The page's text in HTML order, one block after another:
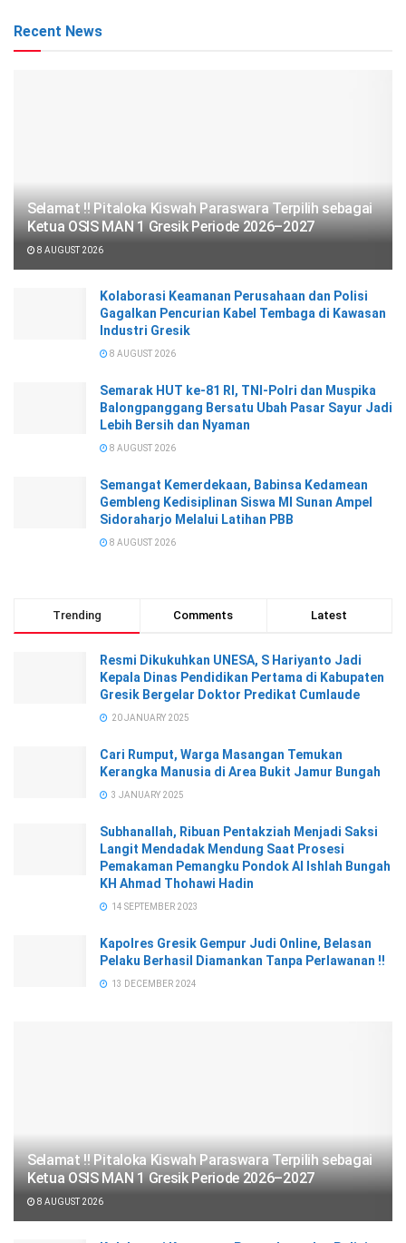
Recent News
Selamat !! Pitaloka Kiswah Paraswara Terpilih sebagai
Ketua OSIS MAN 1 Gresik Periode 2026–2027
8 AUGUST 2026
Kolaborasi Keamanan Perusahaan dan Polisi
Gagalkan Pencurian Kabel Tembaga di Kawasan
Industri Gresik
8 AUGUST 2026
Semarak HUT ke-81 RI, TNI-Polri dan Muspika
Balongpanggang Bersatu Ubah Pasar Sayur Jadi
Lebih Bersih dan Nyaman
8 AUGUST 2026
Semangat Kemerdekaan, Babinsa Kedamean
Gembleng Kedisiplinan Siswa MI Sunan Ampel
Sidoraharjo Melalui Latihan PBB
8 AUGUST 2026
Trending Comments Latest
Resmi Dikukuhkan UNESA, S Hariyanto Jadi
Kepala Dinas Pendidikan Pertama di Kabupaten
Gresik Bergelar Doktor Predikat Cumlaude
20 JANUARY 2025
Cari Rumput, Warga Masangan Temukan
Kerangka Manusia di Area Bukit Jamur Bungah
3 JANUARY 2025
Subhanallah, Ribuan Pentakziah Menjadi Saksi
Langit Mendadak Mendung Saat Prosesi
Pemakaman Pemangku Pondok Al Ishlah Bungah
KH Ahmad Thohawi Hadin
14 SEPTEMBER 2023
Kapolres Gresik Gempur Judi Online, Belasan
Pelaku Berhasil Diamankan Tanpa Perlawanan !!
13 DECEMBER 2024
Selamat !! Pitaloka Kiswah Paraswara Terpilih sebagai
Ketua OSIS MAN 1 Gresik Periode 2026–2027
8 AUGUST 2026